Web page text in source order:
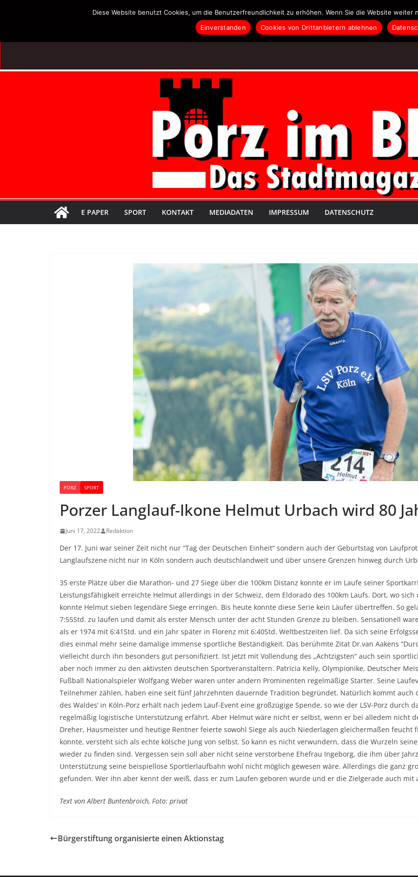
E PAPER SPORT KONTAKT MEDIADATEN IMPRESSUM DATENSCHUTZ
PORZ SPORT
Porzer Langlauf-Ikone Helmut Urbach wird 80
Juni 17, 2022 Redaktion
Der 17. Juni war seiner Zeit nicht nur “Tag der Deutschen Einheit“ sondern auch der Geburtstag von
Langlaufszene nicht nur in Köln sondern auch deutschlandweit und über unsere Grenzen hinweg durch
35 erste Plätze über die Marathon- und 27 Siege über die 100km Distanz konnte er im Laufe seiner
Leistungsfähigkeit erreichte Helmut allerdings in der Schweiz, dem Eldorado des 100km Laufs. Dort, wo
konnte Helmut sieben legendäre Siege erringen. Bis heute konnte diese Serie kein Läufer übertreffen. So
7:55Std. zu laufen und damit als erster Mensch unter der acht Stunden Grenze zu bleiben. Sensationell
als er 1974 mit 6:41Std. und ein Jahr später in Florenz mit 6:40Std. Weltbestzeiten lief. Da sich seine
dies einmal mehr seine damalige immense sportliche Beständigkeit. Das berühmte Zitat Dr.van Aakens
vielleicht durch ihn besonders gut personifiziert. Ist jetzt mit Vollendung des „Achtzigsten“ auch sein
aber noch immer zu den aktivsten deutschen Sportveranstaltern. Patricia Kelly, Olympionike, Deutscher
Fußball Nationalspieler Wolfgang Weber waren unter andern Prominenten regelmäßige Starter. Seine
Teilnehmer zählen, haben eine seit fünf Jahrzehnten dauernde Tradition begründet. Natürlich kommt auch
des Waldes‘ in Köln-Porz erhält nach jedem Lauf-Event eine großzügige Spende, so wie der LSV-Porz
regelmäßig logistische Unterstützung erfährt. Aber Helmut wäre nicht er selbst, wenn er bei alledem nicht
Dreher, Hausmeister und heutige Rentner feierte sowohl Siege als auch Niederlagen gleichermaßen
konnte, versteht sich als echte kölsche Jung von selbst. So kann es nicht verwundern, dass die Wurzeln
wieder zu finden sind. Vergessen sein soll aber nicht seine verstorbene Ehefrau Ingeborg, die ihm über
Unterstützung seine beispiellose Sportlerlaufbahn wohl nicht möglich gewesen wäre. Allerdings die ganz
gefunden. Wer ihn aber kennt der weiß, dass er zum Laufen geboren wurde und er die Zielgerade auch
Text von Albert Buntenbroich, Foto: privat
Bürgerstiftung organisierte einen Aktionstag
Diese Website benutzt Cookies, um die Benutzerfreundlichkeit zu erhöhen. Wenn Sie die Website weiter
Einverstanden
Cookies von Drittanbietern ablehnen